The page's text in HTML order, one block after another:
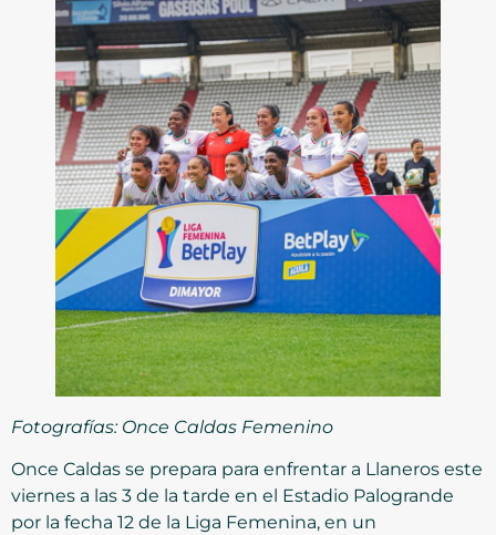
Fotografías: Once Caldas Femenino
Once Caldas se prepara para enfrentar a Llaneros este
viernes a las 3 de la tarde en el Estadio Palogrande
por la fecha 12 de la Liga Femenina, en un